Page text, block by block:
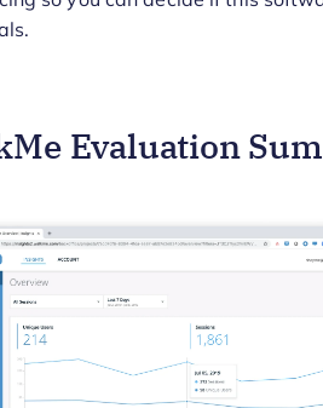
Evaluation